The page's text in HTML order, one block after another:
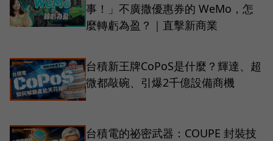
事！」不廣撒優惠券的 WeMo，怎
麼轉虧為盈？｜直擊新商業
台積新王牌CoPoS是什麼？輝達、超
微都敲碗、引爆2千億設備商機
台積電的祕密武器：COUPE 封裝技